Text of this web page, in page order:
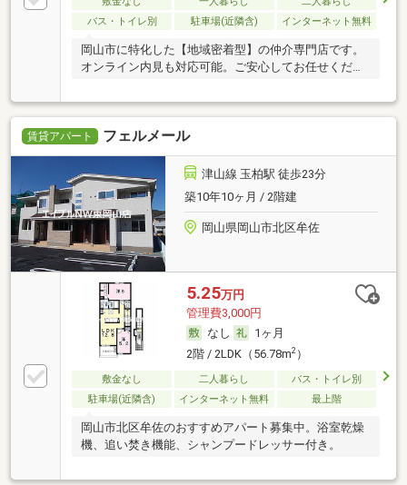
バス・トイレ別
駐車場(近隣含) インターネット無料
岡山市に特化した【地域密着型】の仲介専門店です。
オンライン内見も対応可能。ご安心してお任せくださ
賃貸アパート フェルメール
津山線 玉柏駅 徒歩23分
築10年10ヶ月 / 2階建
岡山県岡山市北区牟佐
5.25万円
管理費3,000円
なし
1ヶ月
2階 / 2LDK（56.78m2）
敷金なし 二人暮らし
バス・トイレ別
駐車場(近隣含)
インターネット無料 最上階
岡山市北区牟佐のおすすめアパート募集中。浴室乾燥
機、追い焚き機能、シャンプードレッサー付き。